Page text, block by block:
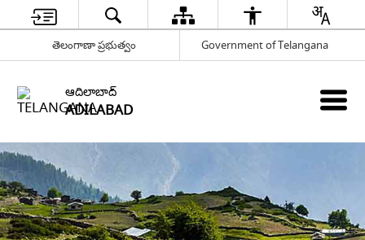
తెలంగాణా ప్రభుత్వం Government of Telangana
ఆదిలాబాద్
ADILABAD